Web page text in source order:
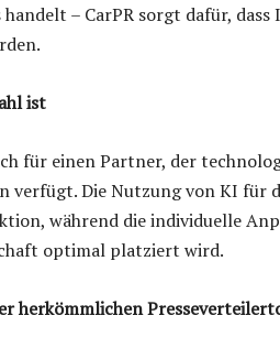
– CarPR sorgt dafür,
ist
für einen Partner, der
verfügt. Die Nutzung von KI
während die individuelle
optimal platziert wird.
herkömmlichen